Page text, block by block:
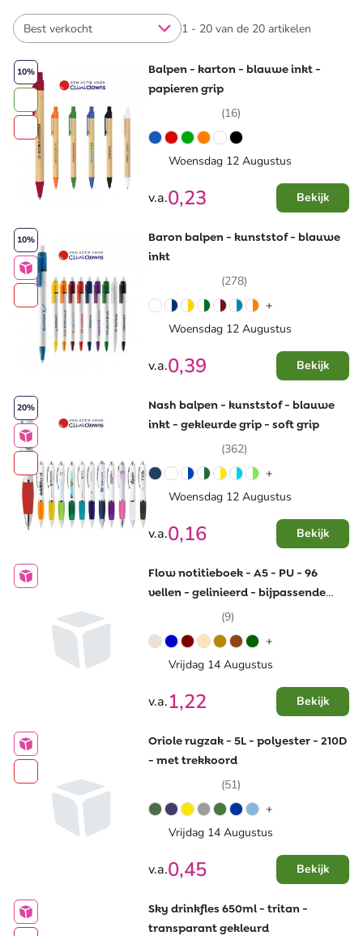
regelt u snel én eenvoudig Back to School gifts. Neem ook eens
een kijkje tussengiveaways,agenda's
1 - 20 van de 20 artikelen
Best verkocht
10%
Balpen - karton - blauwe inkt -
papieren grip
(16)
Woensdag 12 Augustus
v.a.0,23 Bekijk
10%
Baron balpen - kunststof - blauwe
inkt
(278)
+
Woensdag 12 Augustus
v.a.0,39 Bekijk
20%
Nash balpen - kunststof - blauwe
inkt - gekleurde grip - soft grip
(362)
+
Woensdag 12 Augustus
v.a.0,16 Bekijk
Flow notitieboek - A5 - PU - 96
vellen - gelinieerd - bijpassende
elastische band en lint
(9)
+
Vrijdag 14 Augustus
v.a.1,22 Bekijk
Oriole rugzak - 5L - polyester - 210D
- met trekkoord
(51)
+
Vrijdag 14 Augustus
v.a.0,45 Bekijk
Sky drinkfles 650ml - tritan -
transparant gekleurd